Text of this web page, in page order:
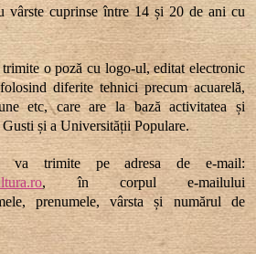
vârste cuprinse între 14 și 20 de ani cu
o poză cu logo-ul, editat electronic
diferite tehnici precum acuarelă,
etc, care are la bază activitatea și
și a Universității Populare.
va trimite pe adresa de e-mail:
, în corpul e-mailului
prenumele, vârsta și numărul de